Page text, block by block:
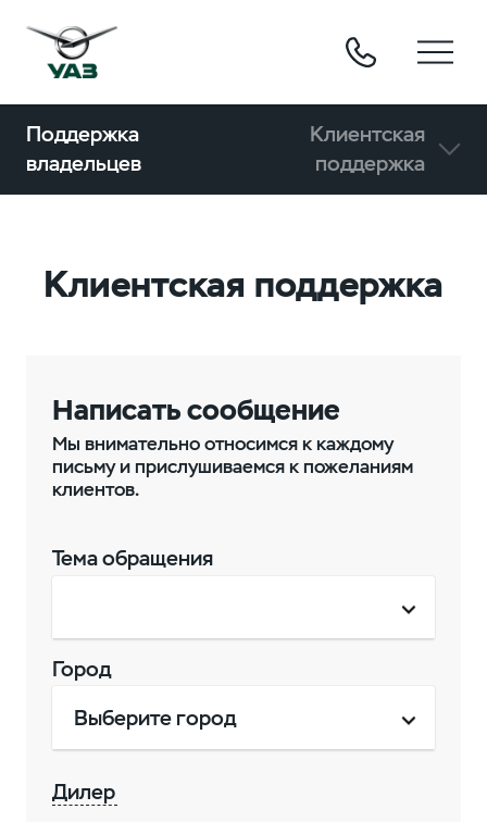
Поддержка
владельцев
Клиентская
поддержка
Клиентская поддержка
Написать сообщение
Мы внимательно относимся к каждому
письму и прислушиваемся к пожеланиям
клиентов.
Тема обращения
Город
Выберите город
Дилер